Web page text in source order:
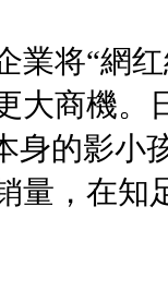
業将“網
大商機。
身的影小
量，在知